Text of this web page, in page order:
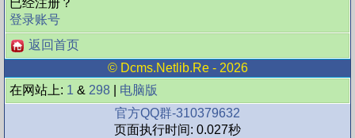
已经注册？
登录账号
返回首页
© Dcms.netlib.re- 2026
在网站上: 1 & 298
电脑版
官方QQ群-310379632
页面执行时间: 0.027秒